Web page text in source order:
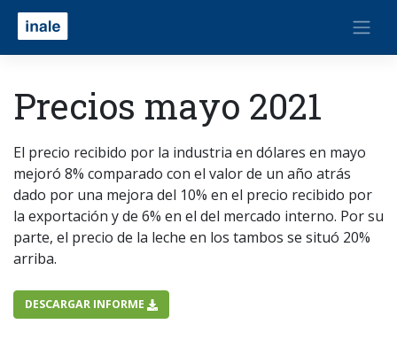
Precios mayo 2021
El precio recibido por la industria en dólares en mayo
mejoró 8% comparado con el valor de un año atrás
dado por una mejora del 10% en el precio recibido por
la exportación y de 6% en el del mercado interno. Por su
parte, el precio de la leche en los tambos se situó 20%
arriba.
DESCARGAR INFORME